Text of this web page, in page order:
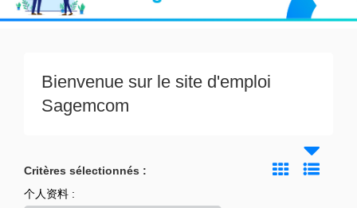
Bienvenue sur le site d'emploi
Sagemcom
Critères sélectionnés :
个人资料 :